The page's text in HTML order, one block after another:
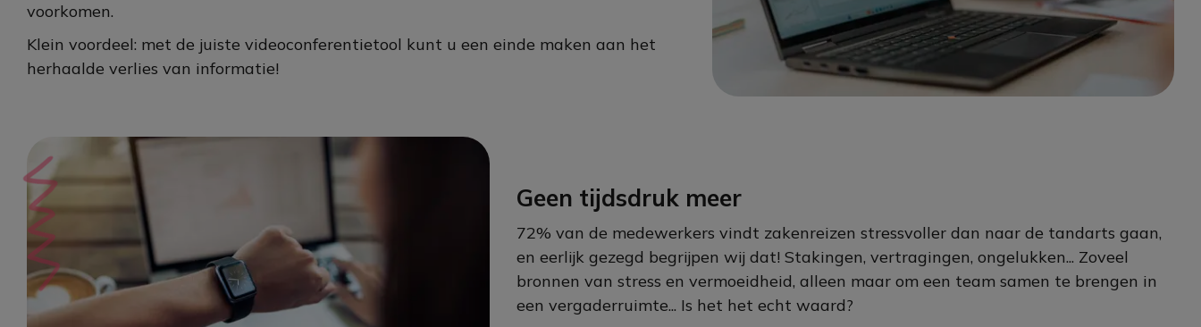
voorkomen.
Klein voordeel: met de juiste videoconferentietool kunt u een einde maken aan het
herhaalde verlies van informatie!
Geen tijdsdruk meer
72% van de medewerkers vindt zakenreizen stressvoller dan naar de tandarts gaan,
en eerlijk gezegd begrijpen wij dat! Stakingen, vertragingen, ongelukken... Zoveel
bronnen van stress en vermoeidheid, alleen maar om een ​​team samen te brengen in
een vergaderruimte... Is het het echt waard?